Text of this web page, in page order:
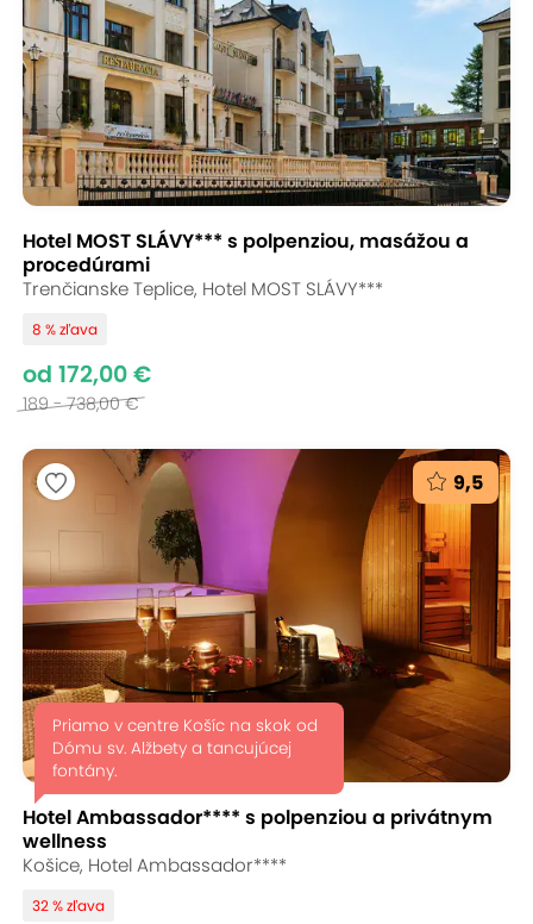
Hotel MOST SLÁVY*** s polpenziou, masážou a
procedúrami
Trenčianske Teplice, Hotel MOST SLÁVY***
8 % zľava
od 172,00 €
189 - 738,00 €
9,5
Priamo v centre Košíc na skok od
Dómu sv. Alžbety a tancujúcej
fontány.
Hotel Ambassador**** s polpenziou a privátnym
wellness
Košice, Hotel Ambassador****
32 % zľava